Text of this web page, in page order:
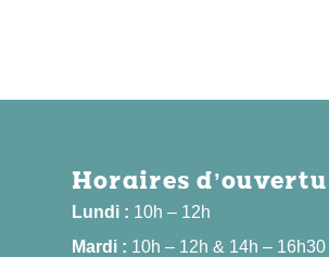
Horaires
Lundi : 10h – 12h
Mardi : 10h – 12h & 14h – 16h30